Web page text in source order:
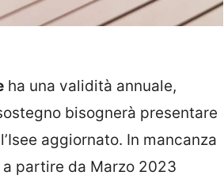
ha una validità annuale,
bisognerà presentare
aggiornato. In mancanza
partire da Marzo 2023